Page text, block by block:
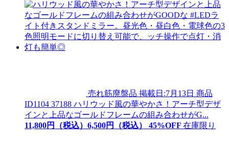
売れ筋廃盤品 掲載日:7月13日 商品
ID1104 37188 ハリウッド風の華やかさ！アーチ型デザ
インと上品なゴールドフレームの組み合わせがG...
11,800円（税込） 6,500円（税込） 45%OFF 在庫限り